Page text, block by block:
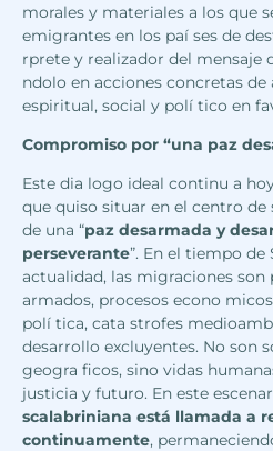
morales y materiales a los que
emigrantes en los paí ses de
rprete y realizador del mensaje
ndolo en acciones concretas
espiritual, social y polí tico en
Compromiso por “una paz
Este dia logo ideal continu a
que quiso situar en el centro
de una “paz desarmada y
perseverante”. En el tiempo
actualidad, las migraciones
armados, procesos econo
polí tica, cata strofes
desarrollo excluyentes. No son
geogra ficos, sino vidas
justicia y futuro. En este
scalabriniana está llamada a
continuamente,